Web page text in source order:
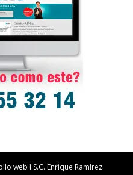
web I.S.C. Enrique Ramírez